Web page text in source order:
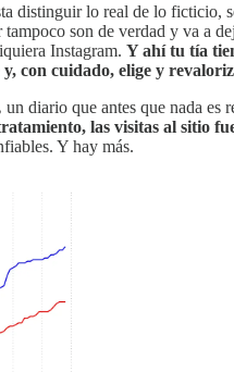
distinguir lo real de lo
son de verdad y va
Instagram. Y ahí tu tía
con cuidado, elige y
un diario que antes que nada es
las visitas al sitio
Y hay más.